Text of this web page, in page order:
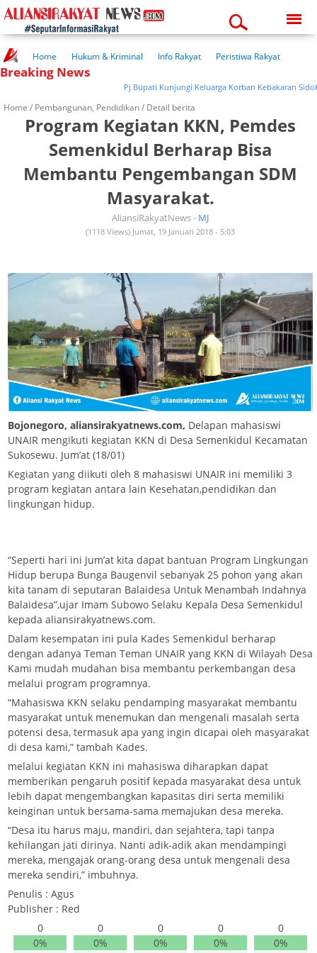
02:12:22 am
Home Hukum & Kriminal Info Rakyat
Peristiwa Rakyat
Kuliner Rakyat
Wisata Rakyat
Breaking News
Pj Bupati Kunjungi Keluarga Korban Kebakaran Sidokerto
Home / Pembangunan, Pendidikan/ Detail berita
Program Kegiatan KKN, Pemdes
Semenkidul Berharap Bisa
Membantu Pengembangan SDM
Masyarakat.
AliansiRakyatNews - MJ
(1118 Views) Jumat, 19 Januari 2018 - 5:03
Bojonegoro, aliansirakyatnews.com, Delapan mahasiswi
UNAIR mengikuti kegiatan KKN di Desa Semenkidul Kecamatan
Sukosewu. Jum’at (18/01)
Kegiatan yang diikuti oleh 8 mahasiswi UNAIR ini memiliki 3
program kegiatan antara lain Kesehatan,pendidikan dan
lingkungan hidup.
“Seperti hari ini Jum’at kita dapat bantuan Program Lingkungan
Hidup berupa Bunga Baugenvil sebanyak 25 pohon yang akan
kita tanam di seputaran Balaidesa Untuk Menambah Indahnya
Balaidesa”,ujar Imam Subowo Selaku Kepala Desa Semenkidul
kepada aliansirakyatnews.com.
Dalam kesempatan ini pula Kades Semenkidul berharap
dengan adanya Teman Teman UNAIR yang KKN di Wilayah Desa
Kami mudah mudahan bisa membantu perkembangan desa
melalui program programnya.
“Mahasiswa KKN selaku pendamping masyarakat membantu
masyarakat untuk menemukan dan mengenali masalah serta
potensi desa, termasuk apa yang ingin dicapai oleh masyarakat
di desa kami,” tambah Kades.
melalui kegiatan KKN ini mahasiswa diharapkan dapat
memberikan pengaruh positif kepada masyarakat desa untuk
lebih dapat mengembangkan kapasitas diri serta memiliki
keinginan untuk bersama-sama memajukan desa mereka.
“Desa itu harus maju, mandiri, dan sejahtera, tapi tanpa
kehilangan jati dirinya. Nanti adik-adik akan mendampingi
mereka, mengajak orang-orang desa untuk mengenali desa
mereka sendiri,” imbuhnya.
Penulis : Agus
Publisher : Red
0
0%
0
0%
0
0%
0
0%
0
0%